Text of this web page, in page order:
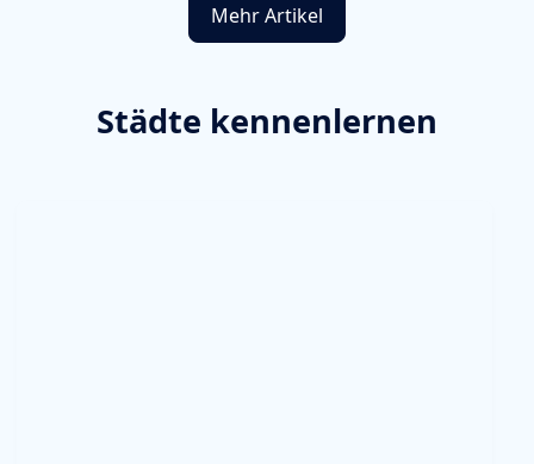
Mehr Artikel
Städte kennenlernen